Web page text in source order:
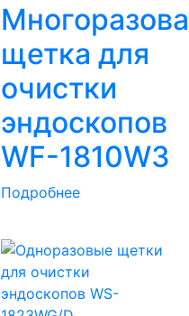
щетка для
очистки
эндоскопов
WF-1810W3
Подробнее